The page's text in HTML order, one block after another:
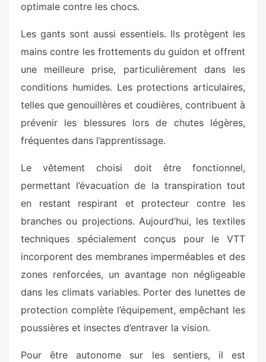
optimale contre les chocs.
Les gants sont aussi essentiels. Ils protègent les
mains contre les frottements du guidon et offrent
une meilleure prise, particulièrement dans les
conditions humides. Les protections articulaires,
telles que genouillères et coudières, contribuent à
prévenir les blessures lors de chutes légères,
fréquentes dans l’apprentissage.
Le vêtement choisi doit être fonctionnel,
permettant l’évacuation de la transpiration tout
en restant respirant et protecteur contre les
branches ou projections. Aujourd’hui, les textiles
techniques spécialement conçus pour le VTT
incorporent des membranes imperméables et des
zones renforcées, un avantage non négligeable
dans les climats variables. Porter des lunettes de
protection complète l’équipement, empêchant les
poussières et insectes d’entraver la vision.
Pour être autonome sur les sentiers, il est